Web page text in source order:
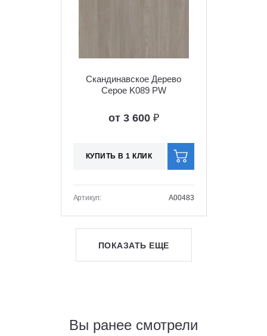
Скандинавское Дерево
Серое K089 PW
от 3 600 ₽
КУПИТЬ В 1 КЛИК
Артикул: A00483
ПОКАЗАТЬ ЕЩЕ
Вы ранее смотрели